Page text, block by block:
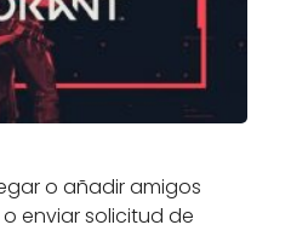
o añadir amigos
enviar solicitud de